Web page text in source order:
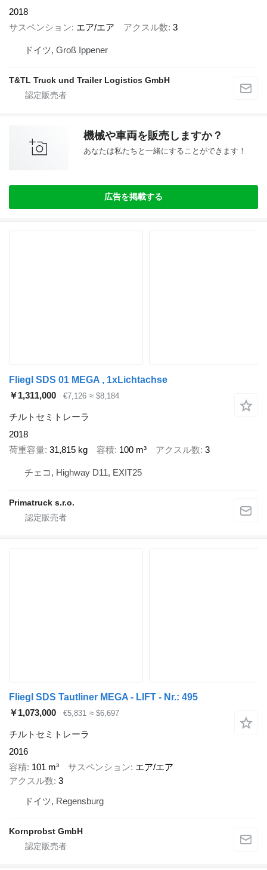
2018
サスペンション エア/エア アクスル数 3
ドイツ, Groß Ippener
T&TL Truck und Trailer Logistics GmbH
機械や車両を販売しますか？
あなたは私たちと一緒にすることができます！
広告を掲載する
Fliegl SDS 01 MEGA , 1xLichtachse
￥1,311,000
€7,126 ≈ $8,184
チルトセミトレーラ
2018
荷重容量 31,815 kg 容積 100 m³ アクスル数 3
チェコ, Highway D11, EXIT25
Primatruck s.r.o.
Fliegl SDS Tautliner MEGA - LIFT - Nr.: 495
￥1,073,000
€5,831 ≈ $6,697
チルトセミトレーラ
2016
容積 101 m³ サスペンション エア/エア
アクスル数 3
ドイツ, Regensburg
Kornprobst GmbH